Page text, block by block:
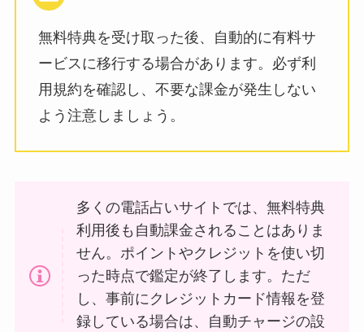
無料特典を受け取った後、自動的に有料サ
ービスに移行する場合があります。必ず利
用規約を確認し、不要な課金が発生しない
よう注意しましょう。
多くの電話占いサイトでは、無料特典
利用後も自動課金されることはありま
せん。ポイントやクレジットを使い切
った時点で鑑定が終了します。ただ
し、事前にクレジットカード情報を登
録している場合は、自動チャージの設